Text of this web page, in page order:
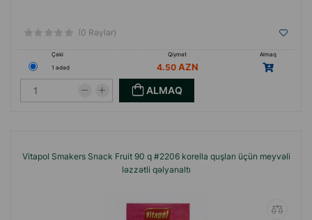
(0 Rəylər)
Çəki Qiymət
Almaq
1 ədəd
4.50
ALMAQ
Vitapol Smakers Snack Fruit 90 q #2206 korella quşları üçün meyvəli
ləzzətli qəlyanaltı